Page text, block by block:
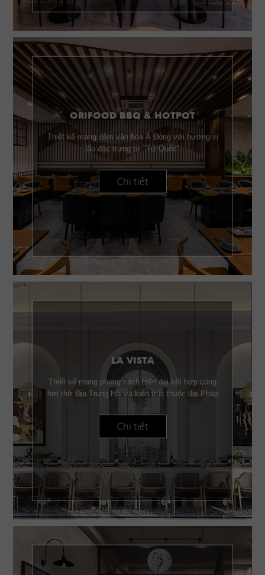
ORIFOOD BBQ & HOTPOT
Thiết kế mang đậm văn hóa Á Đông với hương vị
lẩu đặc trưng từ "Tứ Quốc"
Chi tiết
LA VISTA
Thiết kế mang phong cách hiện đại kết hợp cùng
hơi thở Địa Trung Hải và kiến trúc thuộc địa Pháp
Chi tiết